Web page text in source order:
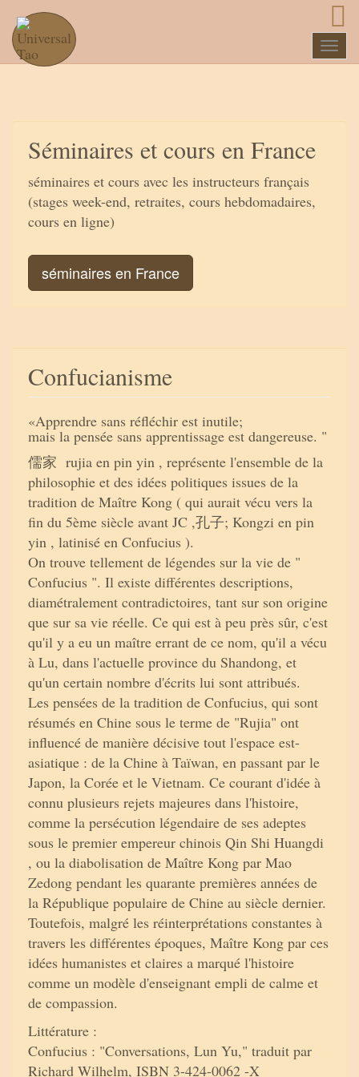
Séminaires et cours en France
séminaires et cours avec les instructeurs français
(stages week-end, retraites, cours hebdomadaires,
cours en ligne)
séminaires en France
Confucianisme
«Apprendre sans réfléchir est inutile;
mais la pensée sans apprentissage est dangereuse. "
儒家 rujia en pin yin , représente l'ensemble de la
philosophie et des idées politiques issues de la
tradition de Maître Kong ( qui aurait vécu vers la
fin du 5ème siècle avant JC ,孔子; Kongzi en pin
yin , latinisé en Confucius ).
On trouve tellement de légendes sur la vie de "
Confucius ". Il existe différentes descriptions,
diamétralement contradictoires, tant sur son origine
que sur sa vie réelle. Ce qui est à peu près sûr, c'est
qu'il y a eu un maître errant de ce nom, qu'il a vécu
à Lu, dans l'actuelle province du Shandong, et
qu'un certain nombre d'écrits lui sont attribués.
Les pensées de la tradition de Confucius, qui sont
résumés en Chine sous le terme de "Rujia" ont
influencé de manière décisive tout l'espace est-
asiatique : de la Chine à Taïwan, en passant par le
Japon, la Corée et le Vietnam. Ce courant d'idée à
connu plusieurs rejets majeures dans l'histoire,
comme la persécution légendaire de ses adeptes
sous le premier empereur chinois Qin Shi Huangdi
, ou la diabolisation de Maître Kong par Mao
Zedong pendant les quarante premières années de
la République populaire de Chine au siècle dernier.
Toutefois, malgré les réinterprétations constantes à
travers les différentes époques, Maître Kong par ces
idées humanistes et claires a marqué l'histoire
comme un modèle d'enseignant empli de calme et
de compassion.
Littérature :
Confucius : "Conversations, Lun Yu," traduit par
Richard Wilhelm, ISBN 3-424-0062 -X